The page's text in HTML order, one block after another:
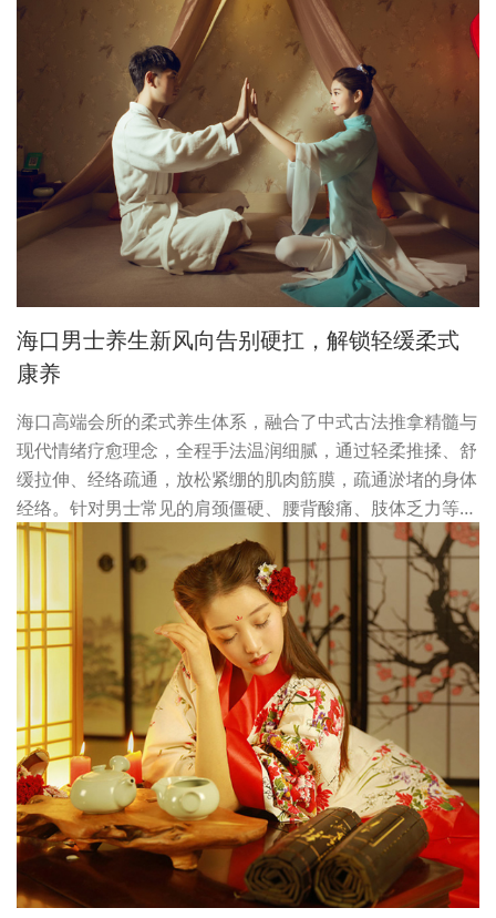
海口男士养生新风向告别硬扛，解锁轻缓柔式
康养
海口高端会所的柔式养生体系，融合了中式古法推拿精髓与
现代情绪疗愈理念，全程手法温润细腻，通过轻柔推揉、舒
缓拉伸、经络疏通，放松紧绷的肌肉筋膜，疏通淤堵的身体
经络。针对男士常见的肩颈僵硬、腰背酸痛、肢体乏力等…